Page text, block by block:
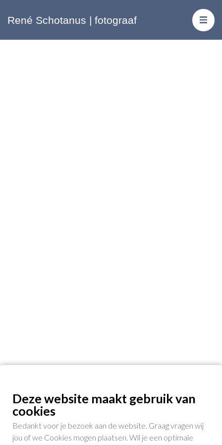
René Schotanus | fotograaf
Deze website maakt gebruik van
cookies
Bedankt voor je bezoek aan de website. Graag vragen wij
jou of we Cookies mogen plaatsen. Wil je een optimale